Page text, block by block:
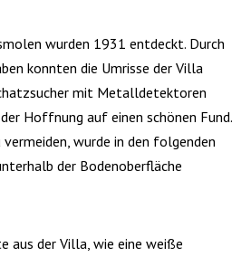
wurden 1931 entdeckt. Durch
konnten die Umrisse der Villa
mit Metalldetektoren
Hoffnung auf einen schönen Fund.
wurde in den folgenden
der Bodenoberfläche
aus der Villa, wie eine weiße